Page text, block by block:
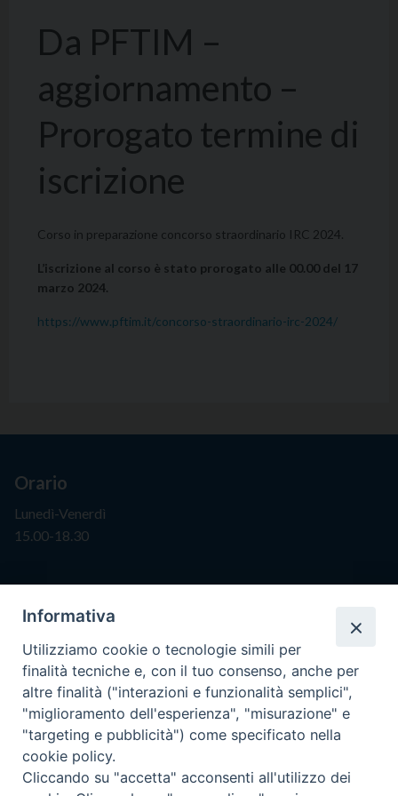
Da PFTIM –
aggiornamento –
Prorogato termine di
iscrizione
Corso in preparazione concorso straordinario IRC 2024.
L’iscrizione al corso è stato prorogato alle 00.00 del 17
marzo 2024.
https://www.pftim.it/concorso-straordinario-irc-2024/
Istituto Superiore di Scienze Religiose
"Mons. Vincenzo Zoccali"
Tel. 0965593575
Fax 0965597484
Orario
Lunedì-Venerdì
15.00-18.30
Informativa
Utilizziamo cookie o tecnologie simili per
finalità tecniche e, con il tuo consenso, anche per
altre finalità ("interazioni e funzionalità semplici",
"miglioramento dell'esperienza", "misurazione" e
"targeting e pubblicità") come specificato nella
cookie policy.
Cliccando su "accetta" acconsenti all'utilizzo dei